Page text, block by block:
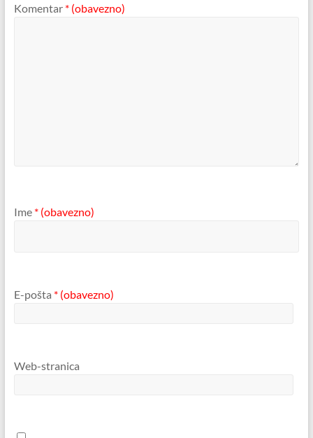
Komentar * (obavezno)
Ime * (obavezno)
E-pošta * (obavezno)
Web-stranica